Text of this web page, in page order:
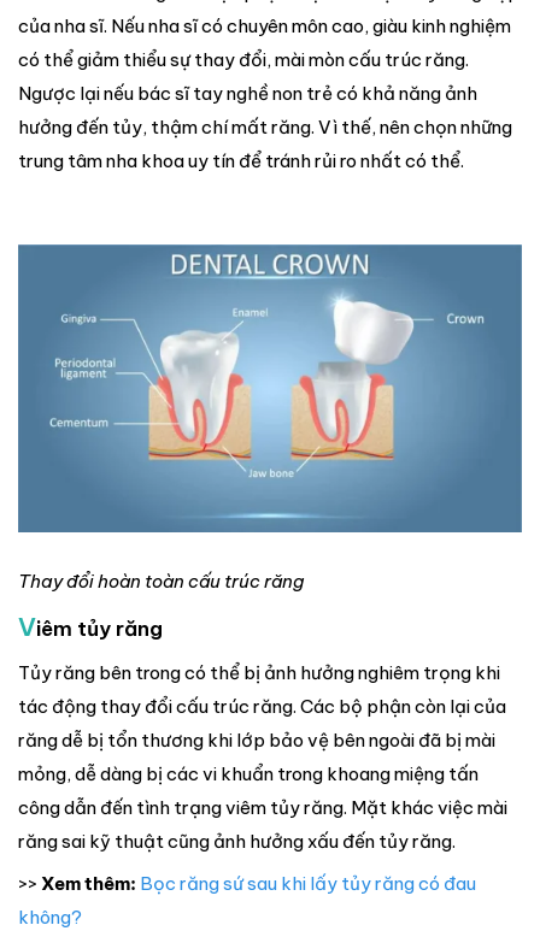
của nha sĩ. Nếu nha sĩ có chuyên môn cao, giàu kinh nghiệm
có thể giảm thiểu sự thay đổi, mài mòn cấu trúc răng.
Ngược lại nếu bác sĩ tay nghề non trẻ có khả năng ảnh
hưởng đến tủy, thậm chí mất răng. Vì thế, nên chọn những
trung tâm nha khoa uy tín để tránh rủi ro nhất có thể.
Thay đổi hoàn toàn cấu trúc răng
Viêm tủy răng
Tủy răng bên trong có thể bị ảnh hưởng nghiêm trọng khi
tác động thay đổi cấu trúc răng. Các bộ phận còn lại của
răng dễ bị tổn thương khi lớp bảo vệ bên ngoài đã bị mài
mỏng, dễ dàng bị các vi khuẩn trong khoang miệng tấn
công dẫn đến tình trạng viêm tủy răng. Mặt khác việc mài
răng sai kỹ thuật cũng ảnh hưởng xấu đến tủy răng.
>> Xem thêm: Bọc răng sứ sau khi lấy tủy răng có đau
không?